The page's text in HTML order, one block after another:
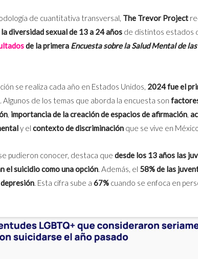
de cuantitativa transversal, The Trevor Project
la diversidad sexual de 13 a 24 años de distintos estados
de la primera Encuesta sobre la Salud Mental de
se realiza cada año en Estados Unidos, 2024 fue el
Algunos de los temas que aborda la encuesta son
, importancia de la creación de espacios de afirmación,
y el contexto de discriminación que se vive en
pudieron conocer, destaca que desde los 13 años las
el suicidio como una opción. Además, el 58% de las
. Esta cifra sube a 67% cuando se enfoca en